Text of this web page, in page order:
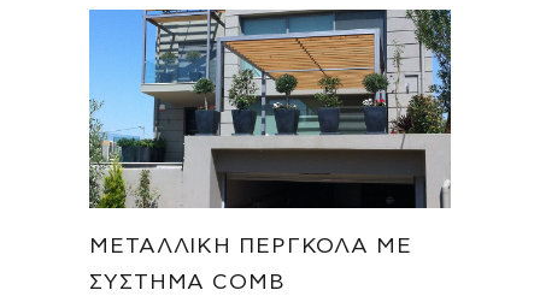
ΜΕΤΑΛΛΙΚΉ ΠΈΡΓΚΟΛΑ ΜΕ
ΣΎΣΤΗΜΑ COMB